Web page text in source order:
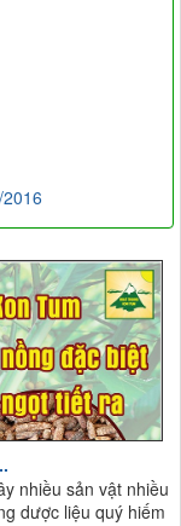
nhiều sản vật nhiều
dược liệu quý hiếm